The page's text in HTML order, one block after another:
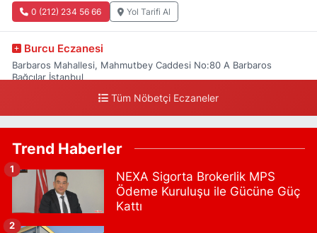
0 (212) 234 56 66 Yol Tarifi Al
Burcu Eczanesi
Barbaros Mahallesi, Mahmutbey Caddesi No:80 A Barbaros
Bağcılar İstanbul
0 (212) 552 25 29 Yol Tarifi Al
Akşemsettin Mahallesi, Akdeniz Caddesi No:12 A Fatih İstanbul
0 (212) 635 03 83 Yol Tarifi Al
Tersane İstanbul Eczanesi
Camiikebir Mahallesi, Taşkızak Tersanesi Caddesi No:6 6B
Tüm Nöbetçi Eczaneler
Trend Haberler
NEXA Sigorta Brokerlik MPS
Ödeme Kuruluşu ile Gücüne Güç
Kattı
1
2